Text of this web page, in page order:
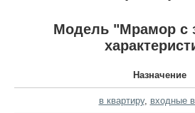
Модель "Мрамор с
Назначение
в квартиру, входные